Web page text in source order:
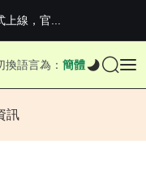
線，官...
太真實了
上全滿亞，德約...
換語言為： 簡體
訊